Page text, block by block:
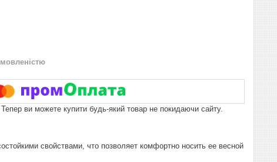
Тепер ви можете купити будь-який товар не покидаючи сайту.
свойствами, что позволяет комфортно носить ее весной